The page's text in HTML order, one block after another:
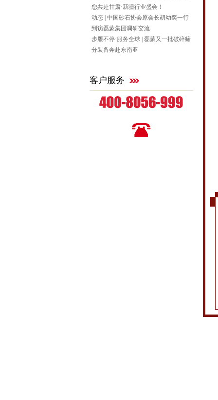
您共赴甘肃·新疆行业盛会！
动态 | 中国砂石协会原会长胡幼奕一行
到访磊蒙集团调研交流
步履不停·服务全球 | 磊蒙又一批破碎筛
分装备奔赴东南亚
客户服务